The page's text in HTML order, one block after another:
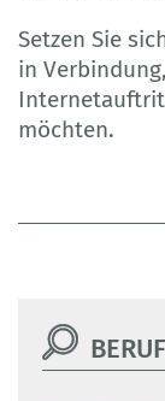
Setzen Sie
in
möchten.